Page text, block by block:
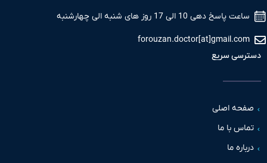
ساعت پاسخ دهی 10 الی 17 روز های شنبه الی چهارشنبه
forouzan.doctor[at]gmail.com
دسترسی سریع
صفحه اصلی
تماس با ما
درباره ما